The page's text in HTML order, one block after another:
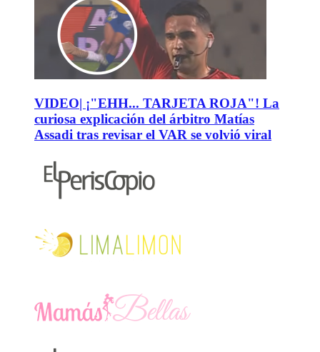
VIDEO| ¡"EHH... TARJETA ROJA"! La
curiosa explicación del árbitro Matías
Assadi tras revisar el VAR se volvió viral